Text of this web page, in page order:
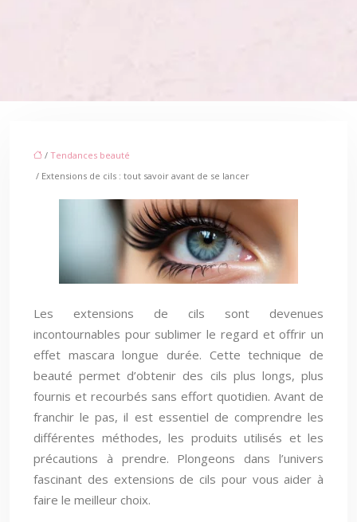
/ Tendances beauté
/ Extensions de cils : tout savoir avant de se lancer
Les extensions de cils sont devenues
incontournables pour sublimer le regard et offrir un
effet mascara longue durée. Cette technique de
beauté permet d’obtenir des cils plus longs, plus
fournis et recourbés sans effort quotidien. Avant de
franchir le pas, il est essentiel de comprendre les
différentes méthodes, les produits utilisés et les
précautions à prendre. Plongeons dans l’univers
fascinant des extensions de cils pour vous aider à
faire le meilleur choix.